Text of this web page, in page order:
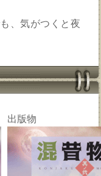
、気がつくと夜
出版物